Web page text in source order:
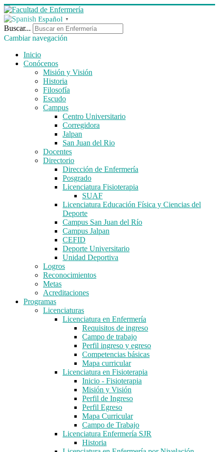
Español ▼
Buscar...
Cambiar navegación
Inicio
Conócenos
Misión y Visión
Historia
Filosofía
Escudo
Campus
Centro Universitario
Corregidora
Jalpan
San Juan del Rio
Docentes
Directorio
Dirección de Enfermería
Posgrado
Licenciatura Fisioterapia
SUAF
Licenciatura Educación Física y Ciencias del
Deporte
Campus San Juan del Río
Campus Jalpan
CEFID
Deporte Universitario
Unidad Deportiva
Logros
Reconocimientos
Metas
Acreditaciones
Programas
Licenciaturas
Licenciatura en Enfermería
Requisitos de ingreso
Campo de trabajo
Perfil ingreso y egreso
Competencias básicas
Mapa curricular
Licenciatura en Fisioterapia
Inicio - Fisioterapia
Misión y Visión
Perfil de Ingreso
Perfil Egreso
Mapa Curricular
Campo de Trabajo
Licenciatura Enfermería SJR
Historia